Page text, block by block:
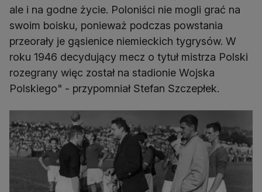
ale i na godne życie. Poloniści nie mogli grać na
swoim boisku, ponieważ podczas powstania
przeorały je gąsienice niemieckich tygrysów. W
roku 1946 decydujący mecz o tytuł mistrza Polski
rozegrany więc został na stadionie Wojska
Polskiego" - przypomniał Stefan Szczepłek.